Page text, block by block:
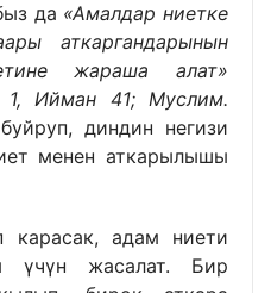
да «Амалдар ниетке
аткаргандарынын
жараша алат»
1, Ийман 41; Муслим.
диндин негизи
менен аткарылышы
карасак, адам ниети
үчүн жасалат. Бир